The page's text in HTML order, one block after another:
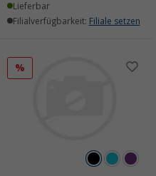
Lieferbar
Filialverfügbarkeit: Filiale setzen
%